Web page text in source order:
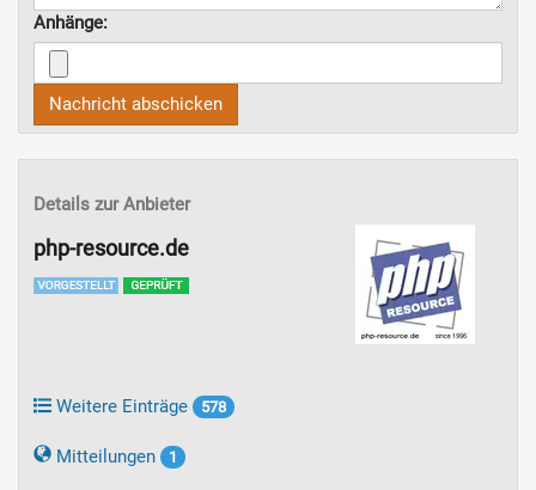
Anhänge:
Nachricht abschicken
Details zur Anbieter
php-resource.de
Weitere Einträge 578
Mitteilungen 1